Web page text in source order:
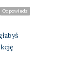
Odpowiedz